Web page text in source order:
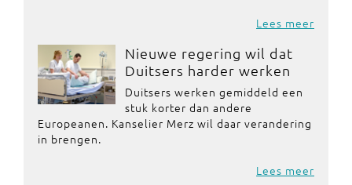
Lees meer
Nieuwe regering wil dat
Duitsers harder werken
Duitsers werken gemiddeld een
stuk korter dan andere
Europeanen. Kanselier Merz wil daar verandering
in brengen.
Lees meer